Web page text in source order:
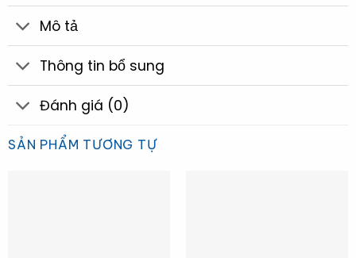
Mô tả
Thông tin bổ sung
Đánh giá (0)
SẢN PHẨM TƯƠNG TỰ